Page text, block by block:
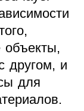
объекты,
другом, и
для